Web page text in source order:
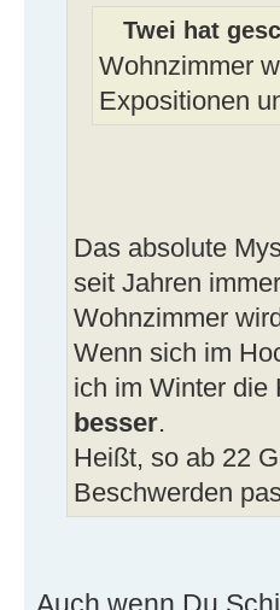
Twei hat
Wohnzimmer
Expositionen
Das absolute
seit Jahren
Wohnzimmer
Wenn sich im
ich im Winter die
besser.
Heißt, so ab 22
Beschwerden